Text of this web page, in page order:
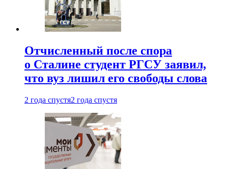
Отчисленный после спора
о Сталине студент РГСУ заявил,
что вуз лишил его свободы слова
2 года спустя2 года спустя